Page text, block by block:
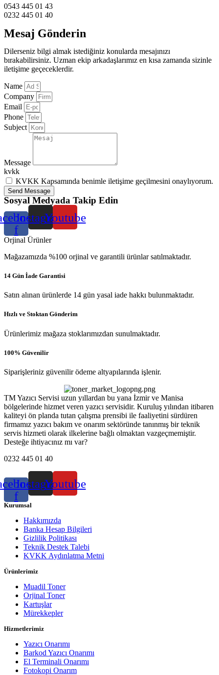
0543 445 01 43
0232 445 01 40
Mesaj Gönderin
Dilerseniz bilgi almak istediğiniz konularda mesajınızı
bırakabilirsiniz. Uzman ekip arkadaşlarımız en kısa zamanda sizinle
iletişime geçeceklerdir.
Name
Company
Email
Phone
Subject
Message
kvkk
KVKK Kapsamında benimle iletişime geçilmesini onaylıyorum.
Send Message
Sosyal Medyada Takip Edin
f
InstagramYoutube
Orjinal Ürünler
Mağazamızda %100 orjinal ve garantili ürünlar satılmaktadır.
14 Gün İade Garantisi
Satın alınan ürünlerde 14 gün yasal iade hakkı bulunmaktadır.
Hızlı ve Stoktan Gönderim
Ürünlerimiz mağaza stoklarımızdan sunulmaktadır.
100% Güvenilir
Siparişleriniz güvenilir ödeme altyapılarında işlenir.
TM Yazıcı Servisi uzun yıllardan bu yana İzmir ve Manisa
bölgelerinde hizmet veren yazıcı servisidir. Kuruluş yılından itibaren
kaliteyi ön planda tutan çalışma prensibi ile faaliyetini sürdüren
firmamız yazıcı bakım ve onarım sektöründe tanınmış bir teknik
servis hizmeti olarak ilkelerine bağlı olmaktan vazgeçmemiştir.
Desteğe ihtiyacınız mı var?
0232 445 01 40
f
InstagramYoutube
Kurumsal
Hakkımızda
Banka Hesap Bilgileri
Gizlilik Politikası
Teknik Destek Talebi
KVKK Aydınlatma Metni
Ürünlerimiz
Muadil Toner
Orjinal Toner
Kartuşlar
Mürekkepler
Hizmetlerimiz
Yazıcı Onarımı
Barkod Yazıcı Onarımı
El Terminali Onarımı
Fotokopi Onarım